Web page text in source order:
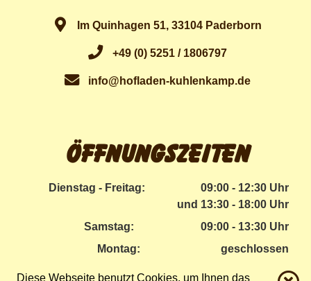
Im Quinhagen 51, 33104 Paderborn
+49 (0) 5251 / 1806797
info@hofladen-kuhlenkamp.de
Öffnungszeiten
Dienstag - Freitag:
09:00 - 12:30 Uhr
und 13:30 - 18:00 Uhr
Samstag:
09:00 - 13:30 Uhr
Montag:
geschlossen
Diese Webseite benutzt Cookies, um Ihnen das